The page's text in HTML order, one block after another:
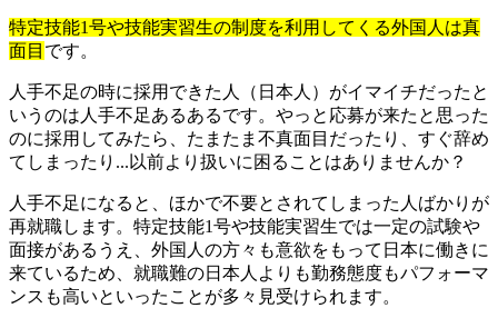
特定技能1号や技能実習生の制度を利用してくる外国人は真
面目 です。
人手不足の時に採用できた人（日本人）がイマイチだったと
いうのは人手不足あるあるです。やっと応募が来たと思った
のに採用してみたら、たまたま不真面目だったり、すぐ辞め
てしまったり...以前より扱いに困ることはありませんか？
人手不足になると、ほかで不要とされてしまった人ばかりが
再就職します。特定技能1号や技能実習生では一定の試験や
面接があるうえ、外国人の方々も意欲をもって日本に働きに
来ているため、就職難の日本人よりも勤務態度もパフォーマ
ンスも高いといったことが多々見受けられます。